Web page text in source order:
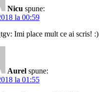
Nicu spune:
la 00:59
Imi place mult ce ai scris! :)
Aurel spune:
la 01:55